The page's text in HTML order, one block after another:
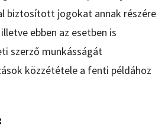
biztosított jogokat annak részére
ebben az esetben is
szerző munkásságát
közzététele a fenti példához